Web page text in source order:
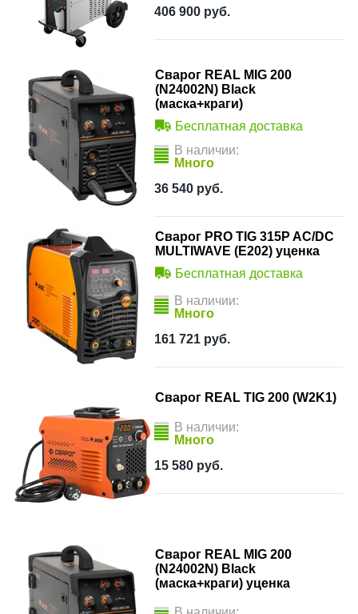
406 900 руб.
Сварог REAL MIG 200
(N24002N) Black
(маска+краги)
Бесплатная доставка
В наличии:
Много
36 540 руб.
Сварог PRO TIG 315P AC/DC
MULTIWAVE (E202) уценка
Бесплатная доставка
В наличии:
Много
161 721 руб.
Сварог REAL TIG 200 (W2K1)
В наличии:
Много
15 580 руб.
Сварог REAL MIG 200
(N24002N) Black
(маска+краги) уценка